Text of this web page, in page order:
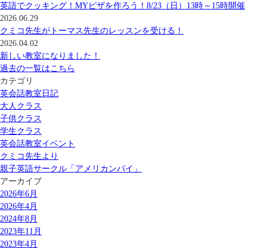
英語でクッキング！MYピザを作ろう！8/23（日）13時～15時開催
2026.06.29
クミコ先生がトーマス先生のレッスンを受ける！
2026.04.02
新しい教室になりました！
過去の一覧はこちら
カテゴリ
英会話教室日記
大人クラス
子供クラス
学生クラス
英会話教室イベント
クミコ先生より
親子英語サークル「アメリカンパイ」
アーカイブ
2026年6月
2026年4月
2024年8月
2023年11月
2023年4月